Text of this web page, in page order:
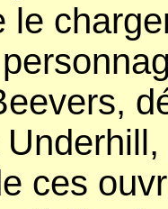
le
ces